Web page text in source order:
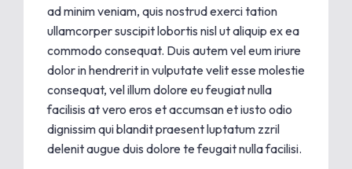
ad minim veniam, quis nostrud exerci tation
ullamcorper suscipit lobortis nisl ut aliquip ex ea
commodo consequat. Duis autem vel eum iriure
dolor in hendrerit in vulputate velit esse molestie
consequat, vel illum dolore eu feugiat nulla
facilisis at vero eros et accumsan et iusto odio
dignissim qui blandit praesent luptatum zzril
delenit augue duis dolore te feugait nulla facilisi.